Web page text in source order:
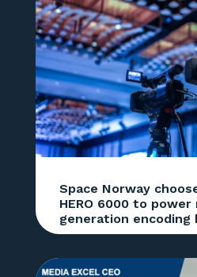
Space Norway
HERO 6000 to
generation encoding